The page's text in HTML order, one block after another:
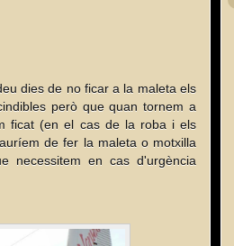
dies de no ficar a la maleta els
però que quan tornem a
ficat (en el cas de la roba i els
de fer la maleta o motxilla
necessitem en cas d'urgència